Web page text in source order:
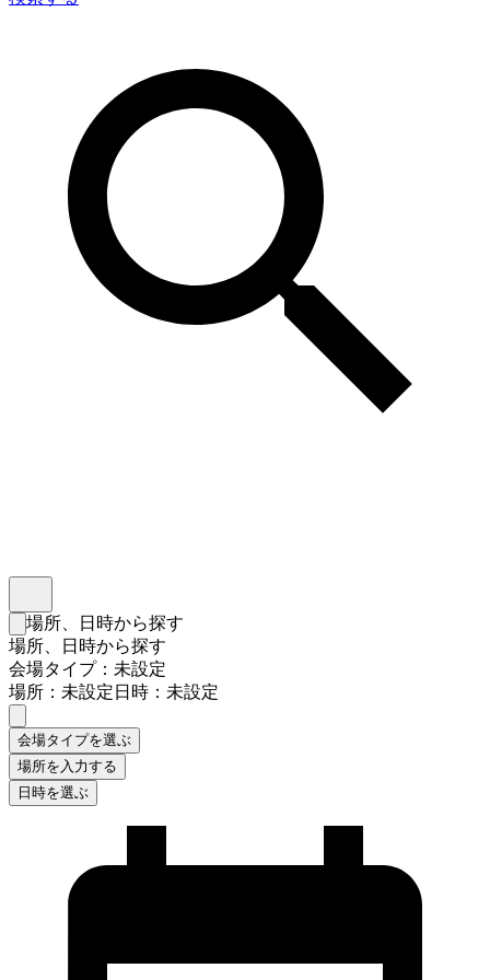
検索フォームを閉じる
場所、日時から探す
場所、日時から探す
会場タイプ：未設定
場所：未設定日時：未設定
会場タイプを選ぶ
場所を入力する
日時を選ぶ